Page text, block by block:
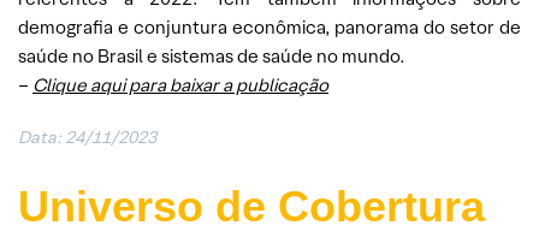
demografia e conjuntura econômica, panorama do setor de
saúde no Brasil e sistemas de saúde no mundo.
– Clique aqui para baixar a publicação
Data: 24/11/2023
Universo de Cobertura